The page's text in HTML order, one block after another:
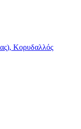
Κορυδαλλός